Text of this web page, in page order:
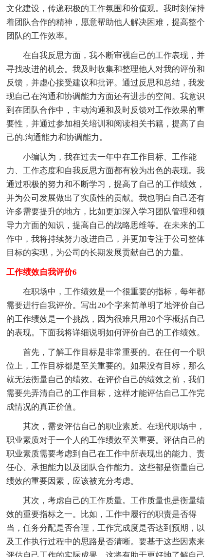
文化建设，传递积极的工作氛围和价值观。我时刻保持
着团队合作的精神，愿意帮助他人解决困难，提高整个
团队的工作效率。
在自我反思方面，我不断审视自己的工作表现，并
寻找改进的机会。我及时收集和整理他人对我的评价和
反馈，并虚心接受建议和批评。通过反思和总结，我发
现自己在沟通和协调能力方面还有进步的空间。我意识
到在团队合作中，主动沟通和及时反馈对工作效果的重
要性，并通过参加相关培训和阅读相关书籍，提高了自
己的.沟通能力和协调能力。
小编认为，我在过去一年中在工作目标、工作能
力、工作态度和自我反思方面都有较为出色的表现。我
通过积极的努力和不断学习，提高了自己的工作绩效，
并为公司发展做出了实质性的贡献。我也明白自己还有
许多需要提升的地方，比如更加深入学习团队管理和领
导力方面的知识，提高自己的战略思维等。在未来的工
作中，我将持续努力改进自己，并更加专注于公司整体
目标的实现，为公司的长期发展贡献自己的力量。
工作绩效自我评价6
在职场中，工作绩效是一个很重要的指标，每年都
需要进行自我评价。写出20个字来简单明了地评价自己
的工作绩效是一个挑战，因为很难只用20个字概括自己
的表现。下面我将详细说明如何评价自己的工作绩效。
首先，了解工作目标是非常重要的。在任何一个职
位上，工作目标都是至关重要的。如果没有目标，那么
就无法衡量自己的绩效。在评价自己的绩效之前，我们
需要先弄清自己的工作目标，这样才能评估自己工作完
成情况的真正价值。
其次，需要评估自己的职业素质。在现代职场中，
职业素质对于一个人的工作绩效至关重要。评估自己的
职业素质需要考虑到自己在工作中所表现出的能力、责
任心、承担能力以及团队合作能力。这些都是衡量自己
绩效的重要因素，应该被充分考虑。
其次，考虑自己的工作质量。工作质量也是衡量绩
效的重要指标之一。比如，工作中履行的职责是否得
当，任务分配是否合理，工作完成度是否达到预期，以
及工作执行过程中的思路是否清晰。要基于这些因素来
评估自己工作的实际成果，这将有助于更好地了解自己